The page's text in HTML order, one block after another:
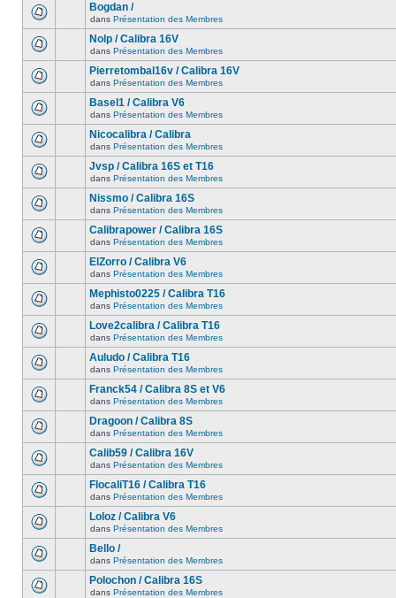
Bogdan /
dans Présentation des Membres
Nolp / Calibra 16V
dans Présentation des Membres
Pierretombal16v / Calibra 16V
dans Présentation des Membres
Basel1 / Calibra V6
dans Présentation des Membres
Nicocalibra / Calibra
dans Présentation des Membres
Jvsp / Calibra 16S et T16
dans Présentation des Membres
Nissmo / Calibra 16S
dans Présentation des Membres
Calibrapower / Calibra 16S
dans Présentation des Membres
ElZorro / Calibra V6
dans Présentation des Membres
Mephisto0225 / Calibra T16
dans Présentation des Membres
Love2calibra / Calibra T16
dans Présentation des Membres
Auludo / Calibra T16
dans Présentation des Membres
Franck54 / Calibra 8S et V6
dans Présentation des Membres
Dragoon / Calibra 8S
dans Présentation des Membres
Calib59 / Calibra 16V
dans Présentation des Membres
FlocaliT16 / Calibra T16
dans Présentation des Membres
Loloz / Calibra V6
dans Présentation des Membres
Bello /
dans Présentation des Membres
Polochon / Calibra 16S
dans Présentation des Membres